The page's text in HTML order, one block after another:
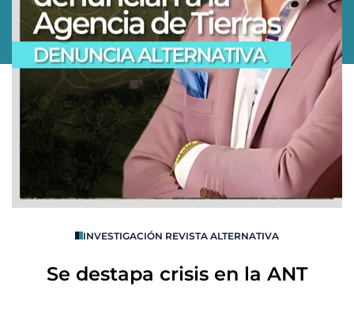
INVESTIGACIÓN REVISTA ALTERNATIVA
Se destapa crisis en la ANT